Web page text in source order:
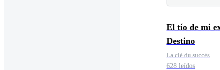
El tío de mi
Destino
La clé du succès
628 leídos